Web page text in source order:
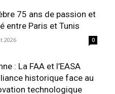
75 ans de passion et
entre Paris et Tunis
2026 0
: La FAA et l’EASA
historique face au
technologique